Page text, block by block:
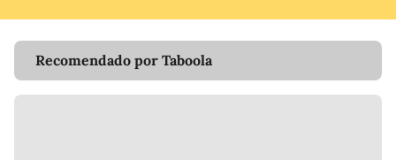
Recomendado por Taboola